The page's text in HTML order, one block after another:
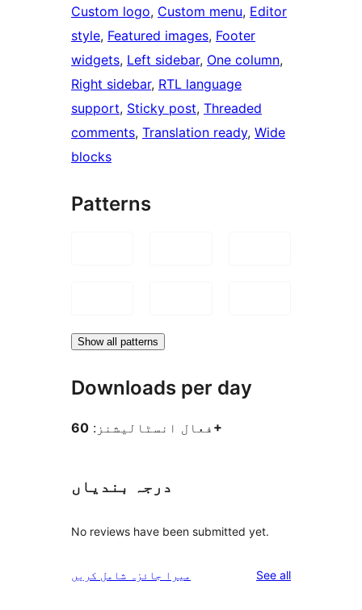
Custom logo, Custom menu, Editor
style, Featured images, Footer
widgets, Left sidebar, One column
Right sidebar, RTL language
support, Sticky post, Threaded
comments, Translation ready, Wide
blocks
Patterns
Show all patterns
Downloads per day
فعال انسٹالیشنز: 60+
درجہ بندیاں
No reviews have been submitted yet.
میرا جائزہ شامل کریں See allreviews